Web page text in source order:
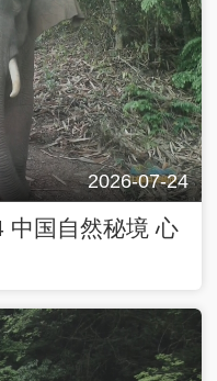
2026-07-24
中国自然秘境 心